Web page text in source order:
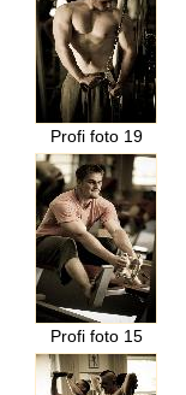
Profi foto 19
Profi foto 15